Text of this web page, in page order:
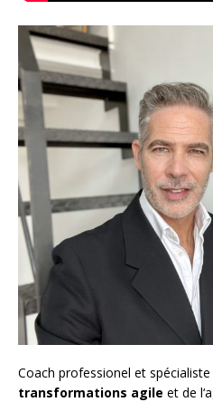
Coach professionel et
transformations agile et de l